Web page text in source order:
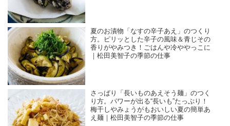
夏のお漬物「なすの辛子あえ」のつくり
方。ピリッとした辛子の風味＆青じその
香りがやみつき！ごはんや冷ややっこに
｜松田美智子の季節の仕事
さっぱり「長いものあえそう麺」のつく
り方。パワーが出る“長いも”たっぷり！
梅干しやみょうがもおいしい夏の簡単あ
え麺｜松田美智子の季節の仕事